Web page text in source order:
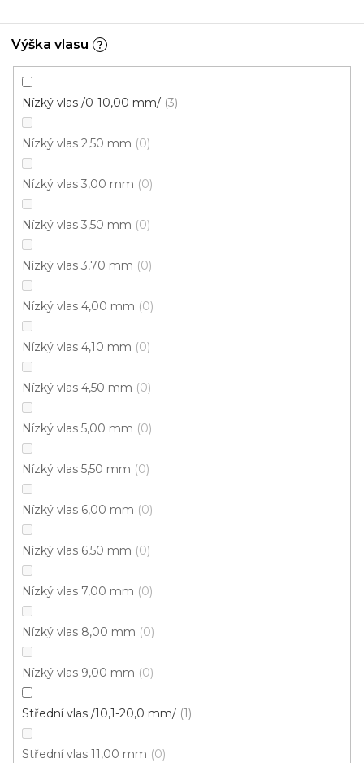
Výška vlasu ?
Nízký vlas /0-10,00 mm/ 3
Nízký vlas 2,50 mm 0
Nízký vlas 3,00 mm 0
Nízký vlas 3,50 mm 0
Nízký vlas 3,70 mm 0
Nízký vlas 4,00 mm 0
Nízký vlas 4,10 mm 0
Nízký vlas 4,50 mm 0
Nízký vlas 5,00 mm 0
Nízký vlas 5,50 mm 0
Nízký vlas 6,00 mm 0
Nízký vlas 6,50 mm 0
Nízký vlas 7,00 mm 0
Nízký vlas 8,00 mm 0
Nízký vlas 9,00 mm 0
Střední vlas /10,1-20,0 mm/ 1
Střední vlas 11,00 mm 0
Metrážový koberec CAROUSEL 113
Skladem externě, odesíláme do 2-3 dnů
398 Kč
4 m